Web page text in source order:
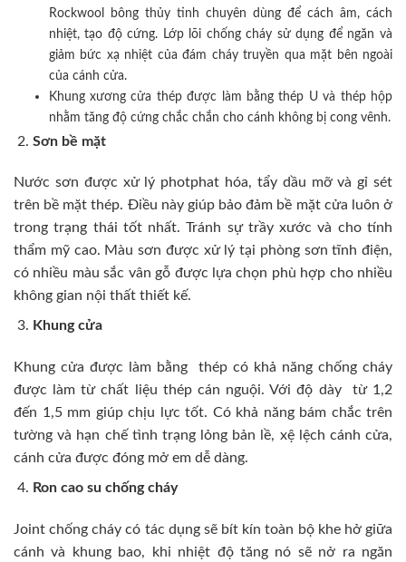
Rockwool bông thủy tinh chuyên dùng để cách âm, cách
nhiệt, tạo độ cứng. Lớp lõi chống cháy sử dụng để ngăn và
giảm bức xạ nhiệt của đám cháy truyền qua mặt bên ngoài
của cánh cửa.
Khung xương cửa thép được làm bằng thép U và thép hộp
nhằm tăng độ cứng chắc chắn cho cánh không bị cong vênh.
Sơn bề mặt
Nước sơn được xử lý photphat hóa, tẩy dầu mỡ và gỉ sét
trên bề mặt thép. Điều này giúp bảo đảm bề mặt cửa luôn ở
trong trạng thái tốt nhất. Tránh sự trầy xước và cho tính
thẩm mỹ cao. Màu sơn được xử lý tại phòng sơn tĩnh điện,
có nhiều màu sắc vân gỗ được lựa chọn phù hợp cho nhiều
không gian nội thất thiết kế.
Khung cửa
Khung cửa được làm bằng thép có khả năng chống cháy
được làm từ chất liệu thép cán nguội. Với độ dày từ 1,2
đến 1,5 mm giúp chịu lực tốt. Có khả năng bám chắc trên
tường và hạn chế tình trạng lỏng bản lề, xệ lệch cánh cửa,
cánh cửa được đóng mở em dễ dàng.
Ron cao su chống cháy
Joint chống cháy có tác dụng sẽ bít kín toàn bộ khe hở giữa
cánh và khung bao, khi nhiệt độ tăng nó sẽ nở ra ngăn